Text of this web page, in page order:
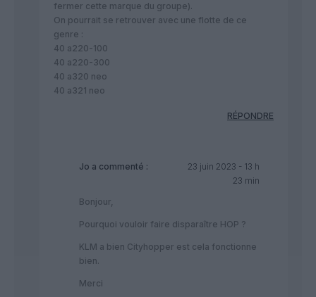
fermer cette marque du groupe).
On pourrait se retrouver avec une flotte de ce
genre :
40 a220-100
40 a220-300
40 a320 neo
40 a321 neo
RÉPONDRE
Jo a commenté :
23 juin 2023 - 13 h
23 min
Bonjour,
Pourquoi vouloir faire disparaître HOP ?
KLM a bien Cityhopper est cela fonctionne
bien.
Merci